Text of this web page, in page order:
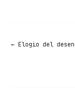
←Elogio del